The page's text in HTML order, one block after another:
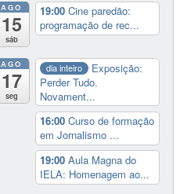
AGO
15
sáb
19:00Cine paredão:
programação de rec...
AGO
17
seg
dia inteiro
Exposição:
Perder Tudo.
Novament...
16:00Curso de formação
em Jornalismo ...
19:00Aula Magna do
IELA: Homenagem ao...